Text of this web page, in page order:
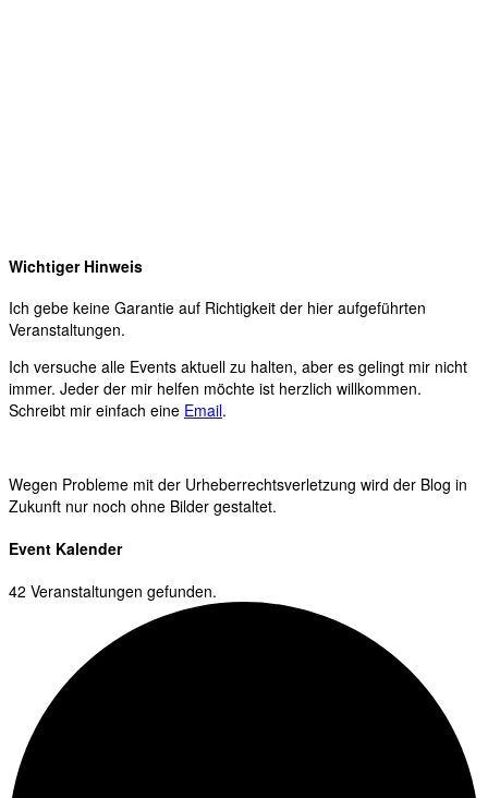
Wichtiger Hinweis
Ich gebe keine Garantie auf Richtigkeit der hier aufgeführten
Veranstaltungen.
Ich versuche alle Events aktuell zu halten, aber es gelingt mir nicht
immer. Jeder der mir helfen möchte ist herzlich willkommen.
Schreibt mir einfach eine Email.
Wegen Probleme mit der Urheberrechtsverletzung wird der Blog in
Zukunft nur noch ohne Bilder gestaltet.
Event Kalender
42 Veranstaltungen gefunden.